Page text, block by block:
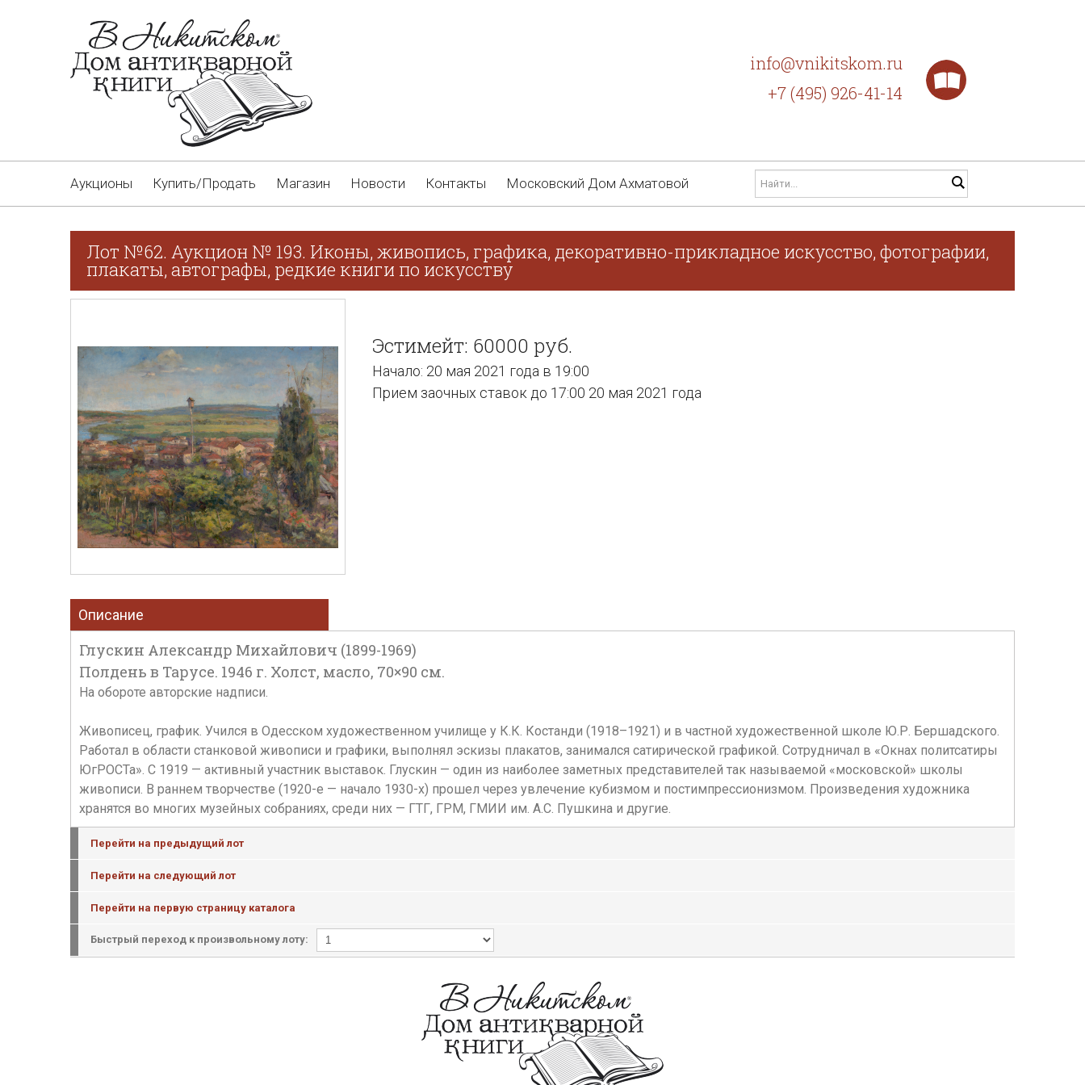
info@vnikitskom.ru
+7 (495) 926-41-14
Аукционы Купить/Продать Магазин Новости Контакты Московский Дом Ахматовой
Лот №62. Аукцион № 193. Иконы, живопись, графика, декоративно-прикладное искусство, фотографии,
плакаты, автографы, редкие книги по искусству
Эстимейт: 60000 руб.
Начало: 20 мая 2021 года в 19:00
Прием заочных ставок до 17:00 20 мая 2021 года
Описание
Глускин Александр Михайлович (1899-1969)
Полдень в Тарусе. 1946 г. Холст, масло, 70×90 см.
На обороте авторские надписи.
Живописец, график. Учился в Одесском художественном училище у К.К. Костанди (1918–1921) и в частной художественной школе Ю.Р. Бершадского.
Работал в области станковой живописи и графики, выполнял эскизы плакатов, занимался сатирической графикой. Сотрудничал в «Окнах политсатиры
ЮгРОСТа». С 1919 — активный участник выставок. Глускин — один из наиболее заметных представителей так называемой «московской» школы
живописи. В раннем творчестве (1920-е — начало 1930-х) прошел через увлечение кубизмом и постимпрессионизмом. Произведения художника
хранятся во многих музейных собраниях, среди них — ГТГ, ГРМ, ГМИИ им. А.С. Пушкина и другие.
Перейти на предыдущий лот
Перейти на следующий лот
Перейти на первую страницу каталога
Быстрый переход к произвольному лоту: